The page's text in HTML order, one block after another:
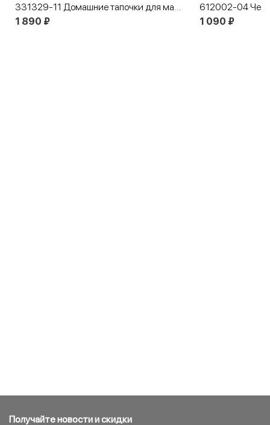
331329-11 Домашние тапочки для мальчика Дино
1 890 ₽
612002-04
1 090 ₽
Получайте новости и скидки